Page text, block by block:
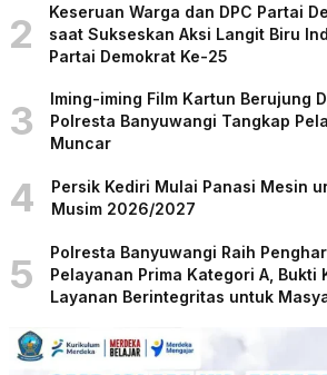
2
Keseruan Warga dan DPC Partai
saat Sukseskan Aksi Langit Biru
Partai Demokrat Ke-25
3
Iming-iming Film Kartun Berujung
Polresta Banyuwangi Tangkap
Muncar
4
Persik Kediri Mulai Panasi Mesin
Musim 2026/2027
5
Polresta Banyuwangi Raih
Pelayanan Prima Kategori A, Bukti
Layanan Berintegritas untuk